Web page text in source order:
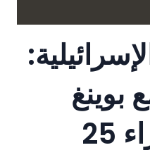
بوينغ
الأمريكية لشراء 25